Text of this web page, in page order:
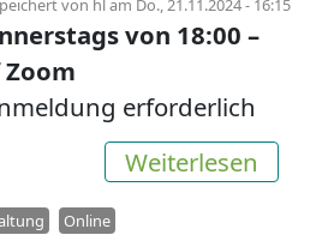
von hlam Do., 21.11.2024 - 16:15
von 18:00 –
erforderlich
Weiterlesen
Online